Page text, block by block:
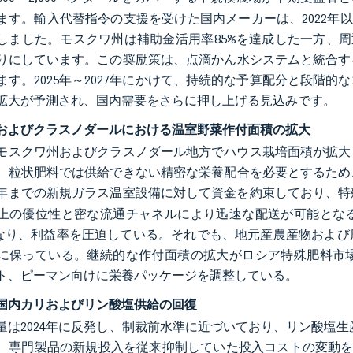
す。輸入代替指令の支援を受けた国内メーカーは、2022年
ました。モスクワ州は補助金活用率85%を達成した一方、
にしています。この奨励策は、点滴かん水システムと統合
す。2025年～2027年にかけて、持続的な予算配分と段階的
大が予測され、国内需要をさらに押し上げる見込みです。
よびクラスノダールにおける温室野菜作付面積の拡大
スクワ州およびクラスノダール地方でハウス栽培面積が拡
粒状肥料では供給できない精密な栄養配合を必要とするた
までの新規ガラス温室設備に対して資金を約束しており、
の優位性と密な流通チャネルにより迅速な配送が可能と
り、利益率を圧迫している。それでも、地元産農産物およ
保っている。継続的な作付面積の拡大がロシア特殊肥料
、ピーマン向けに栄養パッケージを調整している。
内カリおよびリン酸塩供給の回復
は2024年に反発し、制裁前水準に近づいており、リン酸塩
専門製品の新規投入を従来抑制していた投入コストの変動